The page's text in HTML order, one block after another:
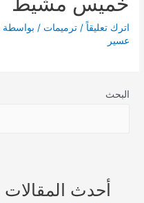
اترك تعليقاً /ترميمات / بواسطة
عسير
البحث
أحدث المقالات